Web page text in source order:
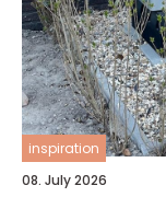
inspiration
08. July 2026